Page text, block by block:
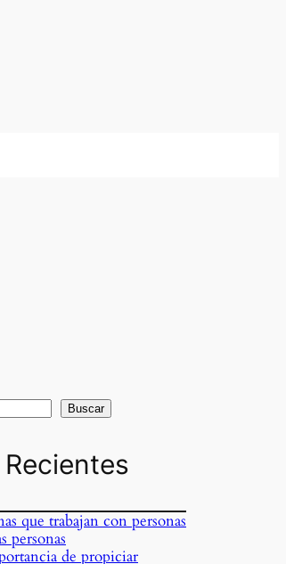
Buscar
que trabajan con personas
personas
de propiciar